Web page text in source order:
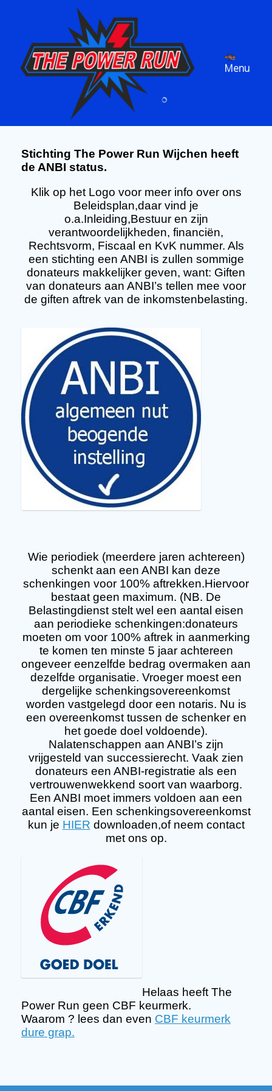
Menu
Stichting The Power Run Wijchen heeft
de ANBI status.
Klik op het Logo voor meer info over ons
Beleidsplan,daar vind je
o.a.Inleiding,Bestuur en zijn
verantwoordelijkheden, financiën,
Rechtsvorm, Fiscaal en KvK nummer. Als
een stichting een ANBI is zullen sommige
donateurs makkelijker geven, want: Giften
van donateurs aan ANBI’s tellen mee voor
de giften aftrek van de inkomstenbelasting.
Wie periodiek (meerdere jaren achtereen)
schenkt aan een ANBI kan deze
schenkingen voor 100% aftrekken.Hiervoor
bestaat geen maximum. (NB. De
Belastingdienst stelt wel een aantal eisen
aan periodieke schenkingen:donateurs
moeten om voor 100% aftrek in aanmerking
te komen ten minste 5 jaar achtereen
ongeveer eenzelfde bedrag overmaken aan
dezelfde organisatie. Vroeger moest een
dergelijke schenkingsovereenkomst
worden vastgelegd door een notaris. Nu is
een overeenkomst tussen de schenker en
het goede doel voldoende).
Nalatenschappen aan ANBI’s zijn
vrijgesteld van successierecht. Vaak zien
donateurs een ANBI-registratie als een
vertrouwenwekkend soort van waarborg.
Een ANBI moet immers voldoen aan een
aantal eisen. Een schenkingsovereenkomst
kun je HIER downloaden,of neem contact
met ons op.
Helaas heeft The
Power Run geen CBF keurmerk.
Waarom ? lees dan even CBF keurmerk
dure grap.